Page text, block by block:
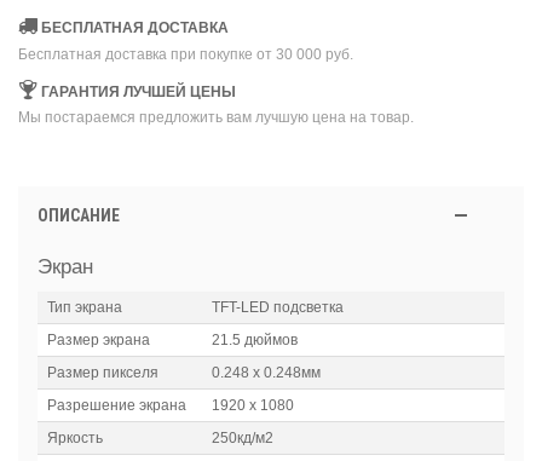
БЕСПЛАТНАЯ ДОСТАВКА
Бесплатная доставка при покупке от 30 000 руб.
ГАРАНТИЯ ЛУЧШЕЙ ЦЕНЫ
Мы постараемся предложить вам лучшую цена на товар.
ОПИСАНИЕ
Экран
Тип экрана
TFT-LED подсветка
Размер экрана
21.5 дюймов
Размер пикселя
0.248 х 0.248мм
Разрешение экрана
1920 х 1080
Яркость
250кд/м2